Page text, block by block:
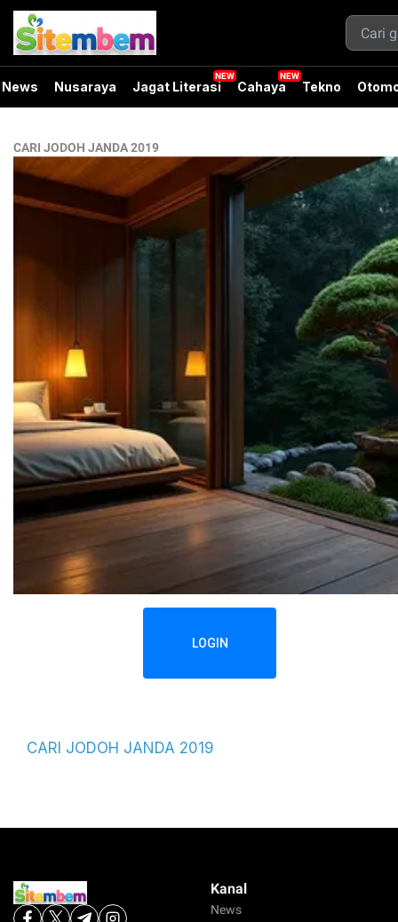
News Nusaraya Jagat Literasi Cahaya Tekno
CARI JODOH JANDA 2019
LOGIN
CARI JODOH JANDA 2019
Kanal
News